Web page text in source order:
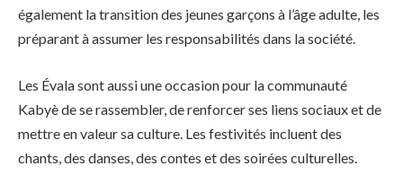
également la transition des jeunes garçons à l’âge adulte, les
préparant à assumer les responsabilités dans la société.
Les Évala sont aussi une occasion pour la communauté
Kabyè de se rassembler, de renforcer ses liens sociaux et de
mettre en valeur sa culture. Les festivités incluent des
chants, des danses, des contes et des soirées culturelles.